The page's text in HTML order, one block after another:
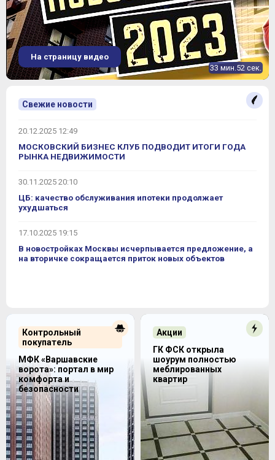
33 мин.52 сек.
На страницу видео
Свежие новости
20.12.2025 12:49
МОСКОВСКИЙ БИЗНЕС КЛУБ ПОДВОДИТ ИТОГИ ГОДА
РЫНКА НЕДВИЖИМОСТИ
30.11.2025 20:10
ЦБ: качество обслуживания ипотеки продолжает
ухудшаться
17.10.2025 19:15
В новостройках Москвы исчерпывается предложение, а
на вторичке сокращается приток новых объектов
Контрольный
покупатель
МФК «Варшавские
ворота»: портал в мир
комфорта и
безопасности
Акции
ГК ФСК открыла
шоурум полностью
меблированных
квартир